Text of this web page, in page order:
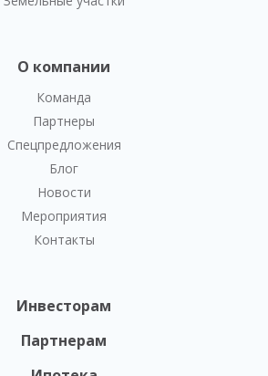
О компании
Команда
Партнеры
Спецпредложения
Блог
Новости
Мероприятия
Контакты
Инвесторам
Партнерам